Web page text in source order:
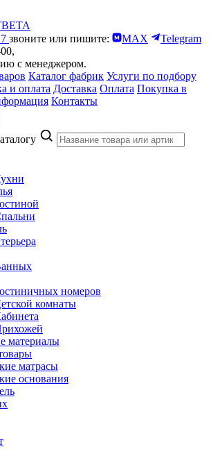
звоните или пишите: MAX
Telegram
с менеджером.
Каталог фабрик Услуги по подбору
и оплата Доставка Оплата Покупка в
Контакты
номеров
комнаты
материалы
матрасы
основания